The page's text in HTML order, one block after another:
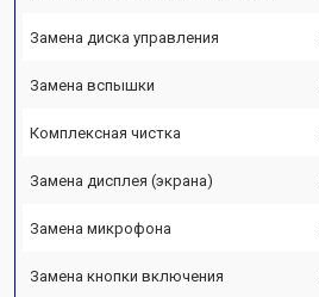
Замена диска управления
Замена вспышки
Комплексная чистка
Замена дисплея (экрана)
Замена микрофона
Замена кнопки включения